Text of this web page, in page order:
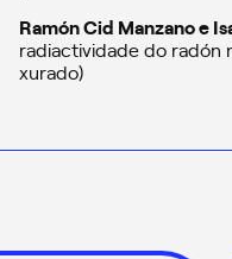
Ramón Cid Manzano e
radiactividade do radón
xurado)